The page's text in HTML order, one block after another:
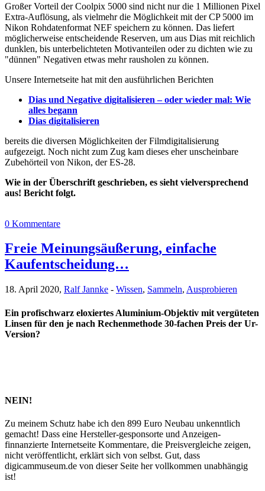
Großer Vorteil der Coolpix 5000 sind nicht nur die 1 Millionen Pixel
Extra-Auflösung, als vielmehr die Möglichkeit mit der CP 5000 im
Nikon Rohdatenformat NEF speichern zu können. Das liefert
möglicherweise entscheidende Reserven, um aus Dias mit reichlich
dunklen, bis unterbelichteten Motivanteilen oder zu dichten wie zu
"dünnen" Negativen etwas mehr rausholen zu können.
Unsere Internetseite hat mit den ausführlichen Berichten
Dias und Negative digitalisieren – oder wieder mal: Wie
alles begann
Dias digitalisieren
bereits die diversen Möglichkeiten der Filmdigitalisierung
aufgezeigt. Noch nicht zum Zug kam dieses eher unscheinbare
Zubehörteil von Nikon, der ES-28.
Wie in der Überschrift geschrieben, es sieht vielversprechend
aus! Bericht folgt.
0 Kommentare
Freie Meinungsäußerung, einfache
Kaufentscheidung…
18. April 2020, Ralf Jannke - Wissen, Sammeln, Ausprobieren
Ein profischwarz eloxiertes Aluminium-Objektiv mit vergüteten
Linsen für den je nach Rechenmethode 30-fachen Preis der Ur-
Version?
NEIN!
Zu meinem Schutz habe ich den 899 Euro Neubau unkenntlich
gemacht! Dass eine Hersteller-gesponsorte und Anzeigen-
finnanzierte Internetseite Kommentare, die Preisvergleiche zeigen,
nicht veröffentlicht, erklärt sich von selbst. Gut, dass
digicammuseum.de von dieser Seite her vollkommen unabhängig
ist!